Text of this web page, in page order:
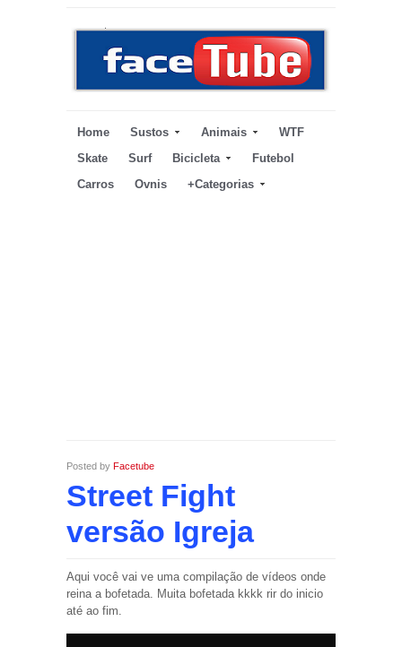
Home Sustos Animais
WTF
Skate
Surf Bicicleta
Futebol
Carros
Ovnis +Categorias
Posted by Facetube
Street Fight
versão Igreja
Aqui você vai ve uma compilação de vídeos onde
reina a bofetada. Muita bofetada kkkk rir do inicio
até ao fim.